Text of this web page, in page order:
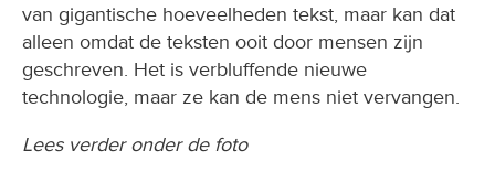
van gigantische hoeveelheden tekst, maar kan dat
alleen omdat de teksten ooit door mensen zijn
geschreven. Het is verbluffende nieuwe
technologie, maar ze kan de mens niet vervangen.
Lees verder onder de foto